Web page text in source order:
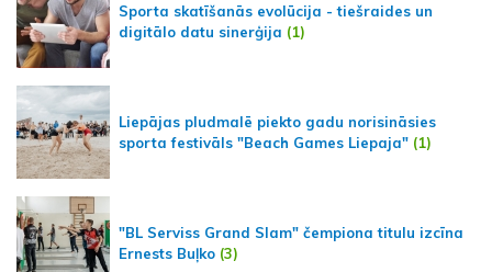
Sporta skatīšanās evolūcija - tiešraides un
digitālo datu sinerģija (1)
Liepājas pludmalē piekto gadu norisināsies
sporta festivāls "Beach Games Liepaja" (1)
"BL Serviss Grand Slam" čempiona titulu izcīna
Ernests Buļko (3)